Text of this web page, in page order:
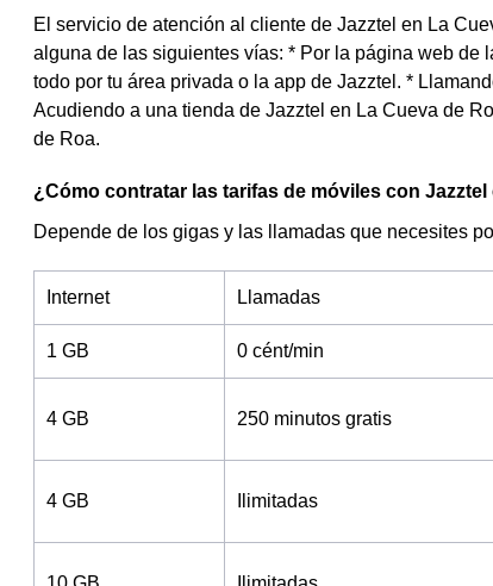
El servicio de atención al cliente de Jazztel en La
alguna de las siguientes vías: * Por la página web de
todo por tu área privada o la app de Jazztel. *
Acudiendo a una tienda de Jazztel en La Cueva de
de Roa.
¿Cómo contratar las tarifas de móviles con Jazztel
Depende de los gigas y las llamadas que necesites
Internet Llamadas
1 GB 0 cént/min
4 GB 250 minutos gratis
4 GB Ilimitadas